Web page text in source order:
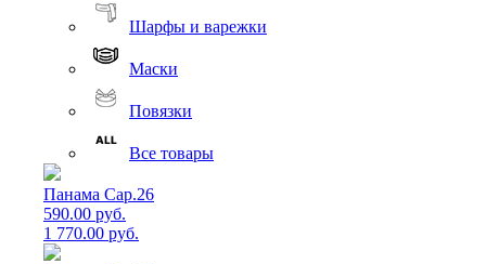
Шарфы и варежки
Маски
Повязки
Все товары
Панама Cap.26
590.00 руб.
1 770.00 руб.